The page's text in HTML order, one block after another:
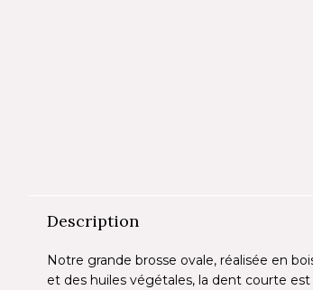
Description
Notre grande brosse ovale, réalisée en
et des huiles végétales, la dent courte